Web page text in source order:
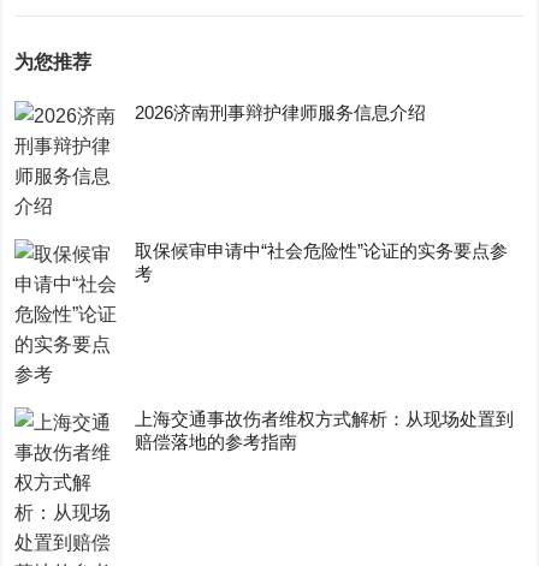
为您推荐
2026济南刑事辩护律师服务信息介绍
取保候审申请中“社会危险性”论证的实务要点参
考
上海交通事故伤者维权方式解析：从现场处置到
赔偿落地的参考指南